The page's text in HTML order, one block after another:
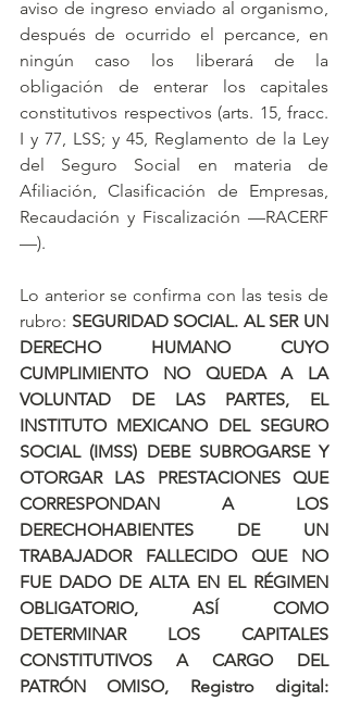
aviso de ingreso enviado al organismo,
después de ocurrido el percance, en
ningún caso los liberará de la
obligación de enterar los capitales
constitutivos respectivos (arts. 15, fracc.
I y 77, LSS; y 45, Reglamento de la Ley
del Seguro Social en materia de
Afiliación, Clasificación de Empresas,
Recaudación y Fiscalización —RACERF
—).
Lo anterior se confirma con las tesis de
rubro: SEGURIDAD SOCIAL. AL SER UN
DERECHO HUMANO CUYO
CUMPLIMIENTO NO QUEDA A LA
VOLUNTAD DE LAS PARTES, EL
INSTITUTO MEXICANO DEL SEGURO
SOCIAL (IMSS) DEBE SUBROGARSE Y
OTORGAR LAS PRESTACIONES QUE
CORRESPONDAN A LOS
DERECHOHABIENTES DE UN
TRABAJADOR FALLECIDO QUE NO
FUE DADO DE ALTA EN EL RÉGIMEN
OBLIGATORIO, ASÍ COMO
DETERMINAR LOS CAPITALES
CONSTITUTIVOS A CARGO DEL
PATRÓN OMISO, Registro digital: